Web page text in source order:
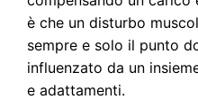
è che un disturbo
sempre e solo il punto
influenzato da un
e adattamenti.